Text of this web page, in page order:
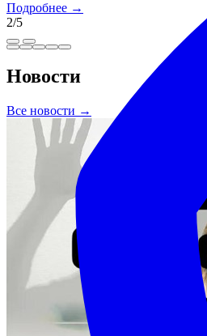
Подробнее →
2/5
Новости
Все новости →